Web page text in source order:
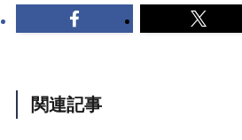
関連記事